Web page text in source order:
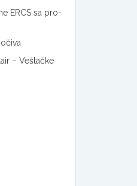
ERCS sa pro-
– Veštačke